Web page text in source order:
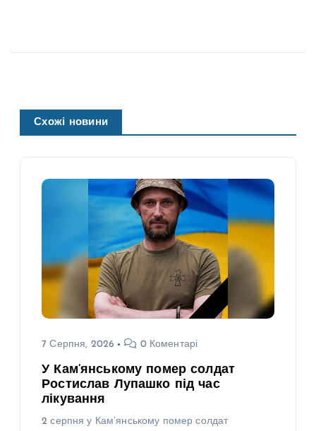
Схожі новини
7 Серпня, 2026 0 Коментарі
У Кам’янському помер солдат
Ростислав Лупашко під час
лікування
2 серпня у Кам’янському помер солдат